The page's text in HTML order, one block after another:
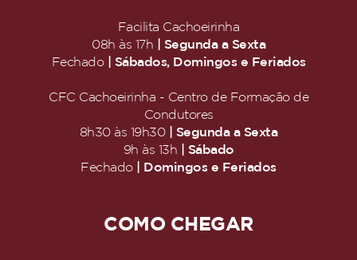
Facilita Cachoeirinha
08h às 17h
| Segunda a Sexta
Fechado
| Sábados, Domingos e Feriados
CFC Cachoeirinha - Centro de Formação de
Condutores
8h30 às 19h30
| Segunda a Sexta
9h às 13h
| Sábado
Fechado
| Domingos e Feriados
COMO CHEGAR